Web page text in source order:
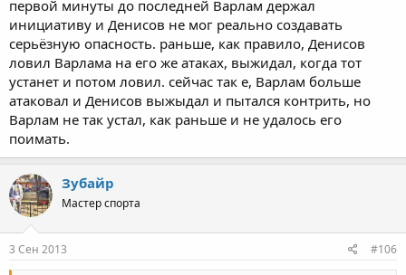
первой минуты до последней Варлам держал
инициативу и Денисов не мог реально создавать
серьёзную опасность. раньше, как правило, Денисов
ловил Варлама на его же атаках, выжидал, когда тот
устанет и потом ловил. сейчас так е, Варлам больше
атаковал и Денисов выжыдал и пытался контрить, но
Варлам не так устал, как раньше и не удалось его
поимать.
Зубайр
Мастер спорта
3 Сен 2013 #106